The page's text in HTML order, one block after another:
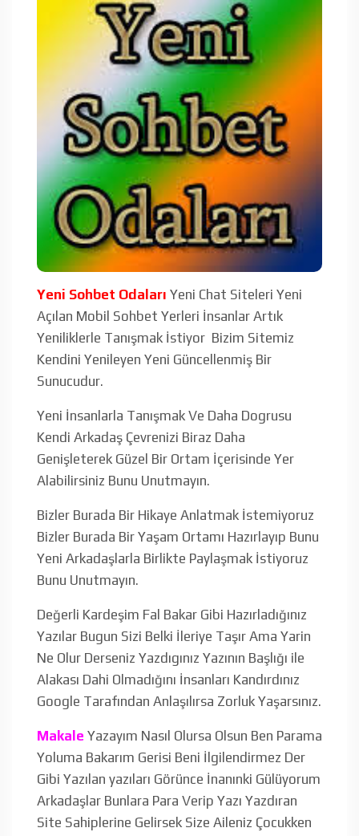
Yeni Sohbet Odaları Yeni Chat Siteleri Yeni
Açılan Mobil Sohbet Yerleri İnsanlar Artık
Yeniliklerle Tanışmak İstiyor Bizim Sitemiz
Kendini Yenileyen Yeni Güncellenmiş Bir
Sunucudur.
Yeni İnsanlarla Tanışmak Ve Daha Dogrusu
Kendi Arkadaş Çevrenizi Biraz Daha
Genişleterek Güzel Bir Ortam İçerisinde Yer
Alabilirsiniz Bunu Unutmayın.
Bizler Burada Bir Hikaye Anlatmak İstemiyoruz
Bizler Burada Bir Yaşam Ortamı Hazırlayıp Bunu
Yeni Arkadaşlarla Birlikte Paylaşmak İstiyoruz
Bunu Unutmayın.
Değerli Kardeşim Fal Bakar Gibi Hazırladığınız
Yazılar Bugun Sizi Belki İleriye Taşır Ama Yarin
Ne Olur Derseniz Yazdıgınız Yazının Başlığı ile
Alakası Dahi Olmadığını İnsanları Kandırdınız
Google Tarafından Anlaşılırsa Zorluk Yaşarsınız.
Makale Yazayım Nasıl Olursa Olsun Ben Parama
Yoluma Bakarım Gerisi Beni İlgilendirmez Der
Gibi Yazılan yazıları Görünce İnanınki Gülüyorum
Arkadaşlar Bunlara Para Verip Yazı Yazdıran
Site Sahiplerine Gelirsek Size Aileniz Çocukken